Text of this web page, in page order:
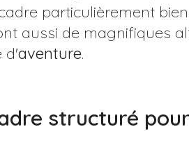
particulièrement
aussi de magnifiques
d'aventure.
structuré